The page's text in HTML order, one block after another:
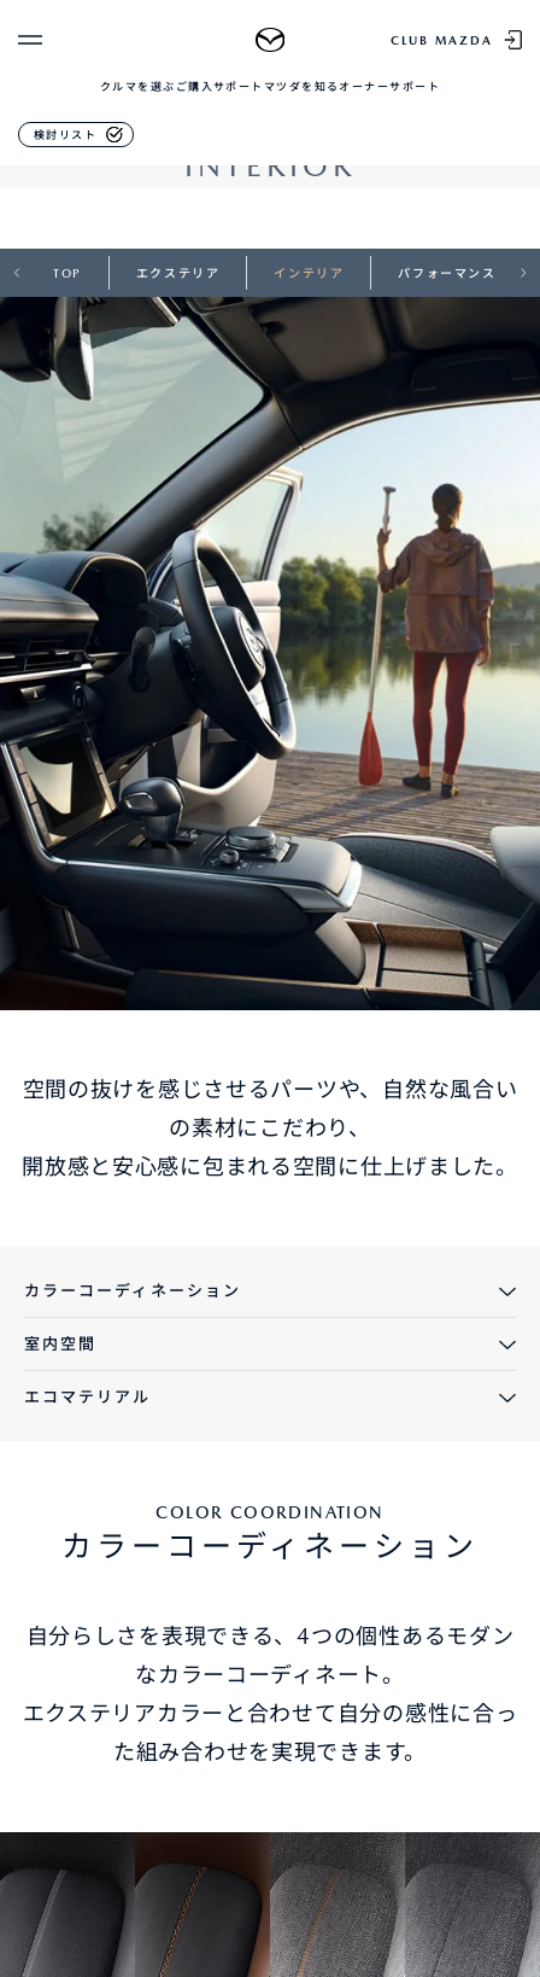
CLUB MAZDA
クルマを選ぶ ご購入サポート マツダを知る オーナーサポート
検討リスト
車種・グレード比較
ご購入サポート
クルマ購入ガイド
カンタン見積り
販売店検索
試乗車検索
マツダを知る
オーナーサポート
中古車
リコール情報
お問合せ/FAQ
ニュースルーム
企業・IR・採用
ログイン
CLUB MAZDAとは
登録情報の変更
お知らせ配信の登録・解除
ログアウト
MAZDA MX-30
INTERIOR
TOP エクステリア インテリア パフォーマンス
空間の抜けを感じさせるパーツや、自然な風合い
の素材にこだわり、
開放感と安心感に包まれる空間に仕上げました。
カラーコーディネーション
室内空間
エコマテリアル
COLOR COORDINATION
カラーコーディネーション
自分らしさを表現できる、4つの個性あるモダン
なカラーコーディネート。
エクステリアカラーと合わせて自分の感性に合っ
た組み合わせを実現できます。